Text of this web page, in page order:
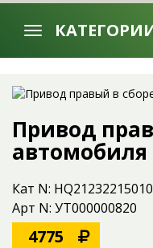
Привод
автомобиля
Кат N:
Арт N: УТ000000820
4775